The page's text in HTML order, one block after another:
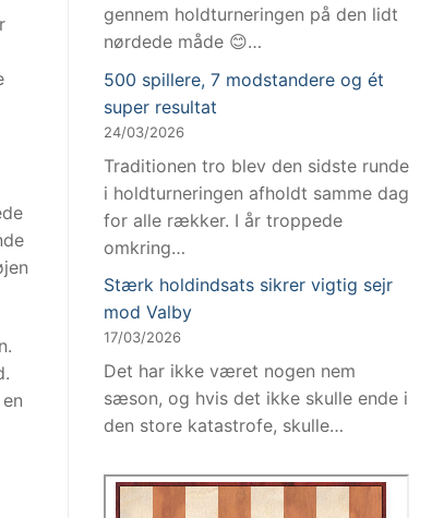
gennem holdturneringen på den lidt
nørdede måde 😊…
500 spillere, 7 modstandere og ét
super resultat
24/03/2026
Traditionen tro blev den sidste runde
i holdturneringen afholdt samme dag
for alle rækker. I år troppede
omkring…
Stærk holdindsats sikrer vigtig sejr
mod Valby
17/03/2026
Det har ikke været nogen nem
sæson, og hvis det ikke skulle ende i
den store katastrofe, skulle…